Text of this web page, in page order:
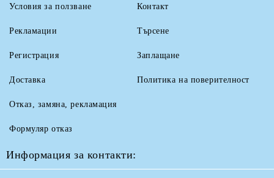
Условия за ползване
Рекламации
Контакт
Търсене
Регистрация
Доставка
Отказ, замяна, рекламация
Формуляр отказ
Заплащане
Политика на поверителност
Информация за контакти: